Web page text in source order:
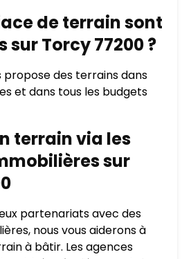
de terrain sont
sur Torcy 77200 ?
propose des terrains dans
et dans tous les budgets
terrain via les
sur
partenariats avec des
nous vous aiderons à
à bâtir. Les agences